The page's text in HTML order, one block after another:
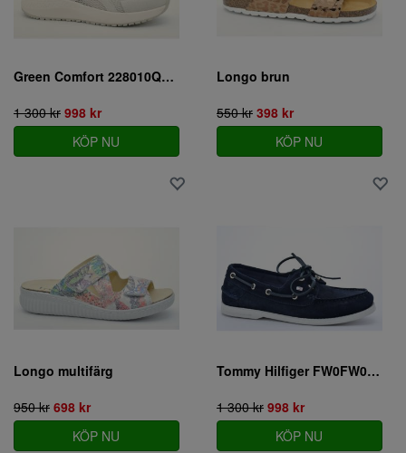
Green Comfort 228010Q10-002
1 300 kr 998 kr
KÖP NU
Longo brun
550 kr 398 kr
KÖP NU
Longo multifärg
950 kr 698 kr
KÖP NU
Tommy Hilfiger FW0FW09338DW6
1 300 kr 998 kr
KÖP NU